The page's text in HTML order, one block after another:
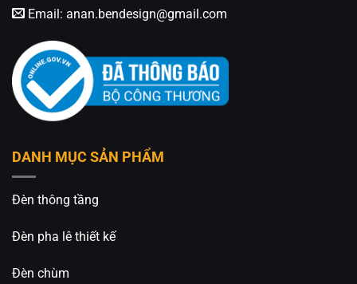
An An Decor– Ánh sáng từ tâm hồn
412 Phạm Văn Đồng, P.11, Q.Bình Thạnh, Tp.Hồ
Chí Minh
https://anandecor.vn/
Email: anan.bendesign@gmail.com
DANH MỤC SẢN PHẨM
Đèn thông tầng
Đèn pha lê thiết kế
Đèn chùm